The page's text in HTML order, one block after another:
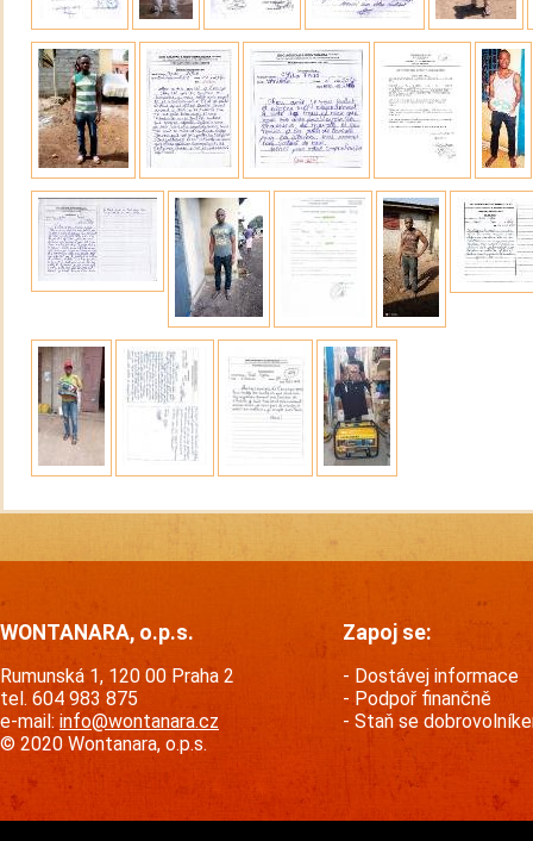
WONTANARA, o.p.s.
Rumunská 1, 120 00 Praha 2
tel. 604 983 875
e-mail: info@wontanara.cz
© 2020 Wontanara, o.p.s.
Zapoj se:
Dostávej informace
Podpoř finančně
Staň se